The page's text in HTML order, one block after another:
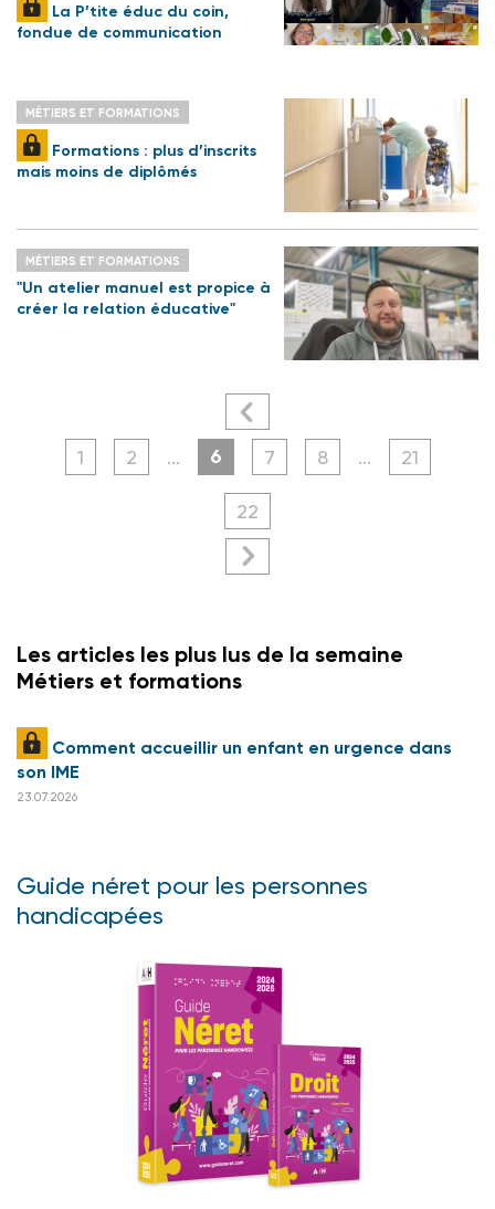
La P’tite éduc du coin,
fondue de communication
MÉTIERS ET FORMATIONS
Formations : plus d’inscrits
mais moins de diplômés
MÉTIERS ET FORMATIONS
"Un atelier manuel est propice à
créer la relation éducative"
1 2 ... 6 7 8 ... 21
22
Les articles les plus lus de la semaine
Métiers et formations
Comment accueillir un enfant en urgence dans
son IME
23.07.2026
Guide néret pour les personnes
handicapées